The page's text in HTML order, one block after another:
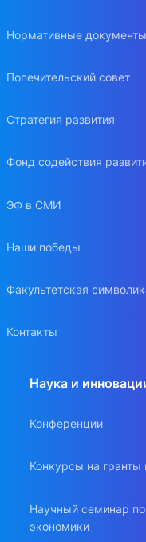
Нормативные документы
Попечительский совет
Стратегия развития
Фонд содействия
ЭФ в СМИ
Наши победы
Факультетская
Контакты
Наука и
Конференции
Конкурсы на
Научный семинар
экономики